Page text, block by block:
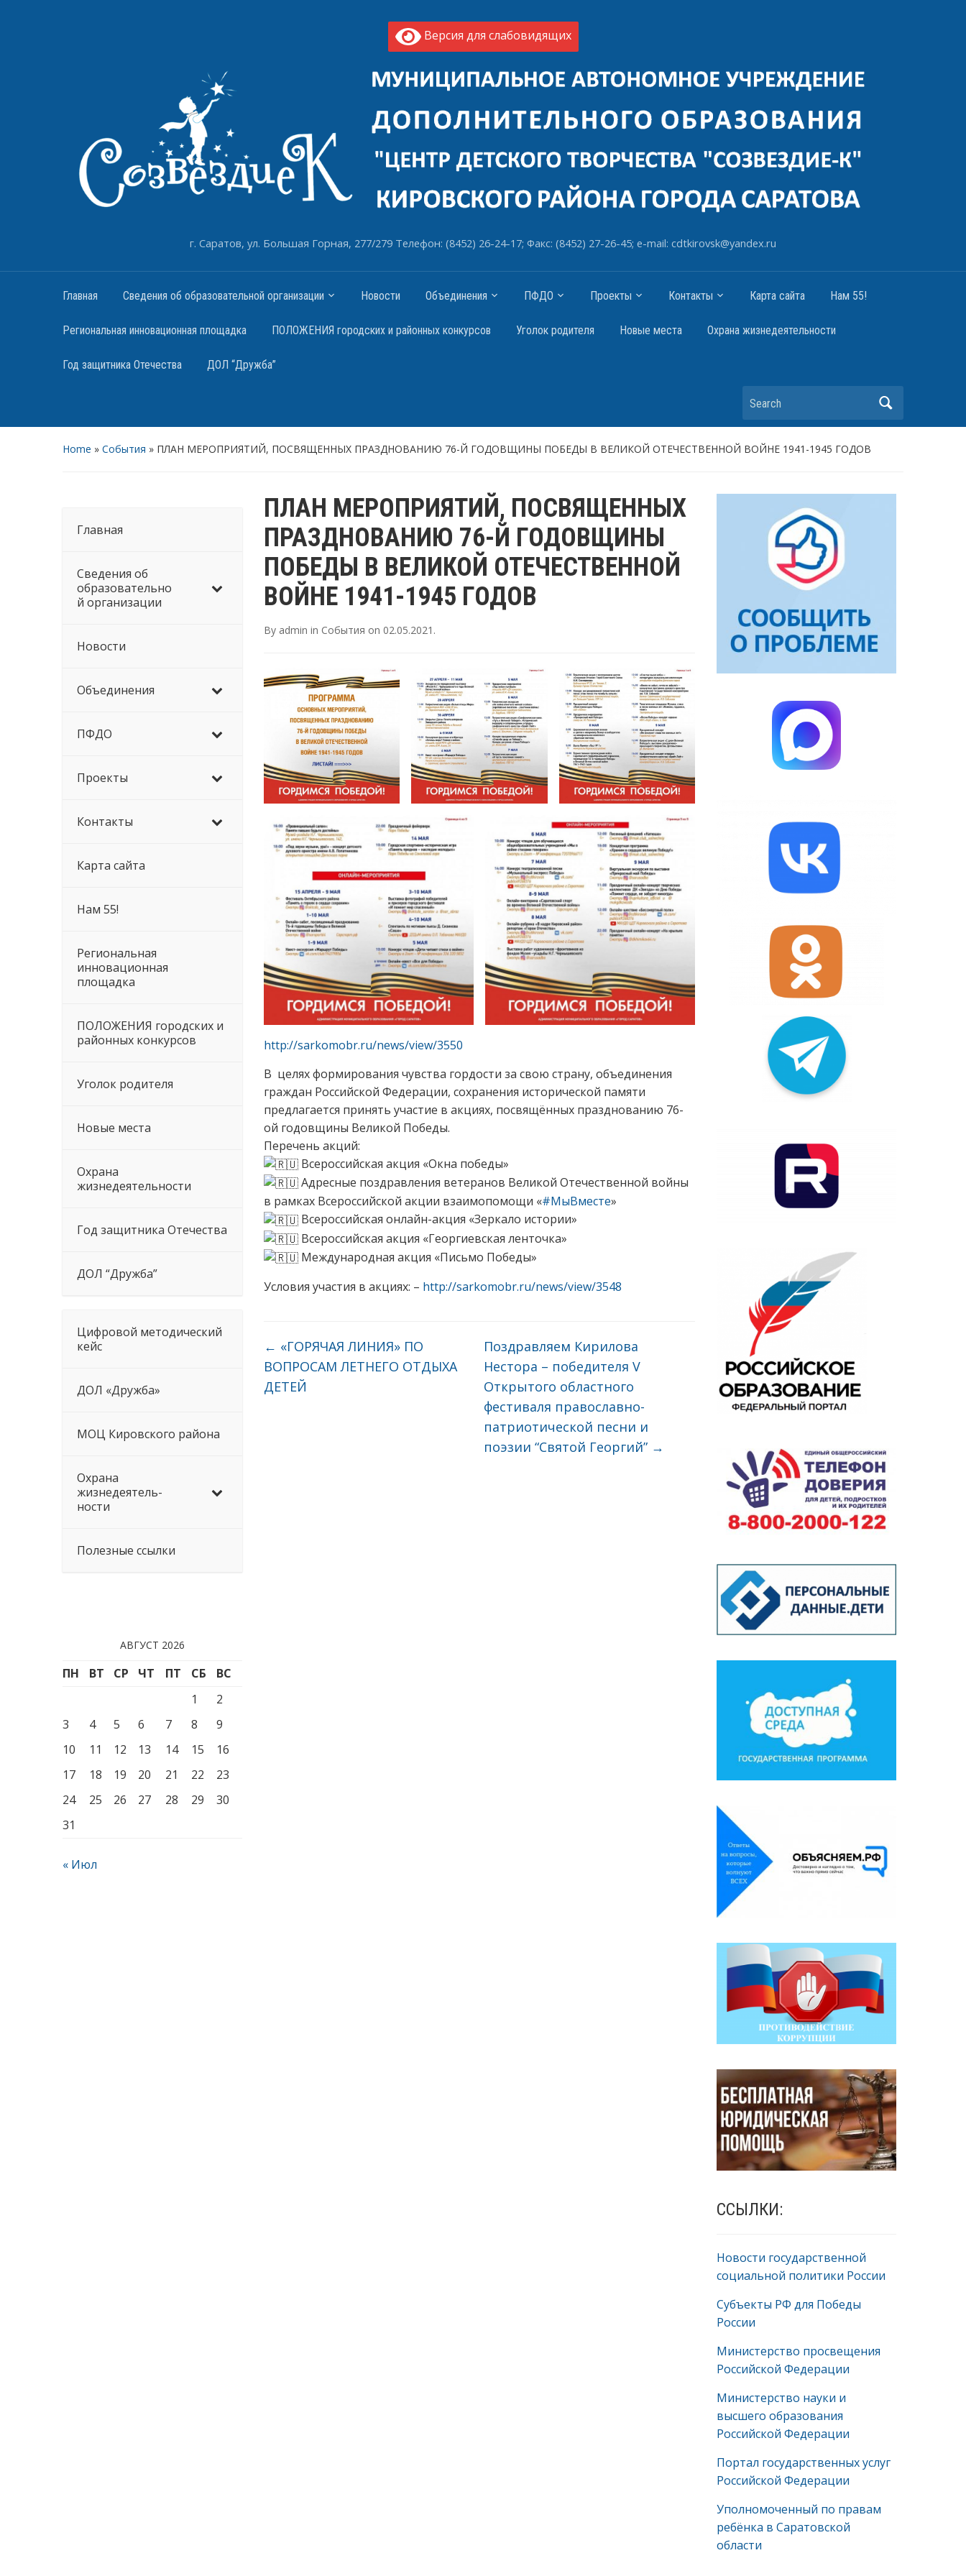
Версия для слабовидящих
г. Саратов, ул. Большая Горная, 277/279 Телефон: (8452) 26-24-17; Факс: (8452) 27-26-45; e-mail: cdtkirovsk@yandex.ru
Главная Сведения об образовательной организации Новости Объединения ПФДО Проекты Контакты Карта сайта Нам 55!
Региональная инновационная площадка ПОЛОЖЕНИЯ городских и районных конкурсов Уголок родителя Новые места Охрана жизнедеятельности
Год защитника Отечества ДОЛ “Дружба”
Search
Home » События » ПЛАН МЕРОПРИЯТИЙ, ПОСВЯЩЕННЫХ ПРАЗДНОВАНИЮ 76-Й ГОДОВЩИНЫ ПОБЕДЫ В ВЕЛИКОЙ ОТЕЧЕСТВЕННОЙ ВОЙНЕ 1941-1945 ГОДОВ
Главная
Сведения об
образовательно
й организации
Новости
Объединения
ПФДО
Проекты
Контакты
Карта сайта
Нам 55!
Региональная
инновационная
площадка
ПОЛОЖЕНИЯ городских и
районных конкурсов
Уголок родителя
Новые места
Охрана
жизнедеятельности
Год защитника Отечества
ДОЛ “Дружба”
Цифровой методический
кейс
ДОЛ «Дружба»
МОЦ Кировского района
Охрана
жизнедеятель-
ности
Полезные ссылки
АВГУСТ 2026
ПН ВТ СР ЧТ ПТ СБ
ВС
1
2
3
4 5 6 7 8
9
10
11 12 13 14 15
16
17
18 19 20 21 22
23
24
25 26 27 28 29
30
31
« Июл
ПЛАН МЕРОПРИЯТИЙ, ПОСВЯЩЕННЫХ
ПРАЗДНОВАНИЮ 76-Й ГОДОВЩИНЫ
ПОБЕДЫ В ВЕЛИКОЙ ОТЕЧЕСТВЕННОЙ
ВОЙНЕ 1941-1945 ГОДОВ
By admin in События on 02.05.2021 .
http://sarkomobr.ru/news/view/3550
В целях формирования чувства гордости за свою страну, объединения
граждан Российской Федерации, сохранения исторической памяти
предлагается принять участие в акциях, посвящённых празднованию 76-
ой годовщины Великой Победы.
Перечень акций:
Всероссийская акция «Окна победы»
Адресные поздравления ветеранов Великой Отечественной войны
в рамках Всероссийской акции взаимопомощи «#МыВместе»
Всероссийская онлайн-акция «Зеркало истории»
Всероссийская акция «Георгиевская ленточка»
Международная акция «Письмо Победы»
Условия участия в акциях: – http://sarkomobr.ru/news/view/3548
← «ГОРЯЧАЯ ЛИНИЯ» ПО
ВОПРОСАМ ЛЕТНЕГО ОТДЫХА
ДЕТЕЙ
Поздравляем Кирилова
Нестора – победителя V
Открытого областного
фестиваля православно-
патриотической песни и
поэзии “Святой Георгий” →
ССЫЛКИ:
Новости государственной
социальной политики России
Субъекты РФ для Победы
России
Министерство просвещения
Российской Федерации
Министерство науки и
высшего образования
Российской Федерации
Портал государственных услуг
Российской Федерации
Уполномоченный по правам
ребёнка в Саратовской
области